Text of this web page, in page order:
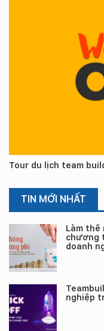
Tour du lịch team
TIN MỚI NHẤT
Làm thế
chương
doanh
nghiệp